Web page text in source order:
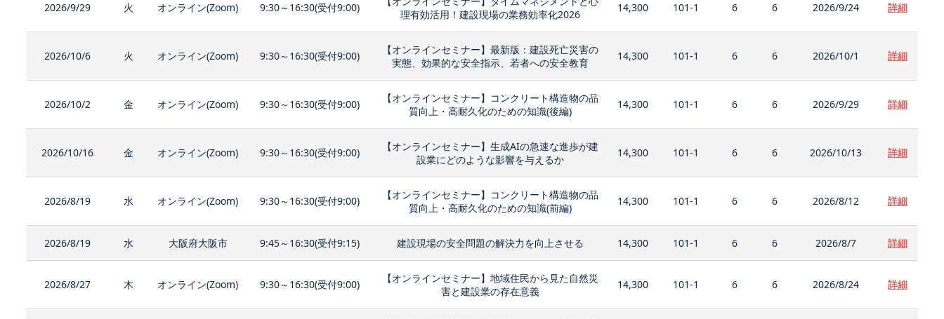
2026/9/29 火 オンライン(Zoom) 9:30～16:30(受付9:00)
理有効活用！建設現場の業務効率化2026
14,300 101-1 6 6 2026/9/24 詳細
2026/10/6 火 オンライン(Zoom) 9:30～16:30(受付9:00)
【オンラインセミナー】最新版：建設死亡災害の
実態、効果的な安全指示、若者への安全教育
14,300 101-1 6 6 2026/10/1 詳細
2026/10/2 金 オンライン(Zoom) 9:30～16:30(受付9:00)
【オンラインセミナー】コンクリート構造物の品
質向上・高耐久化のための知識(後編)
14,300 101-1 6 6 2026/9/29 詳細
2026/10/16 金 オンライン(Zoom) 9:30～16:30(受付9:00)
【オンラインセミナー】生成AIの急速な進歩が建
設業にどのような影響を与えるか
14,300 101-1 6 6 2026/10/13 詳細
2026/8/19 水 オンライン(Zoom) 9:30～16:30(受付9:00)
【オンラインセミナー】コンクリート構造物の品
質向上・高耐久化のための知識(前編)
14,300 101-1 6 6 2026/8/12 詳細
2026/8/19 水 大阪府大阪市 9:45～16:30(受付9:15) 建設現場の安全問題の解決力を向上させる 14,300 101-1 6 6 2026/8/7 詳細
2026/8/27 木 オンライン(Zoom) 9:30～16:30(受付9:00)
【オンラインセミナー】地域住民から見た自然災
害と建設業の存在意義
14,300 101-1 6 6 2026/8/24 詳細